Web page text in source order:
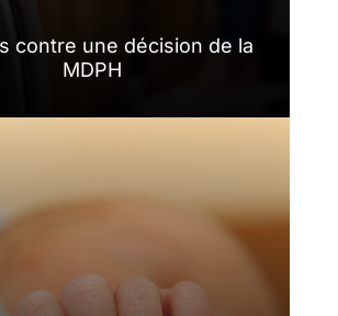
contre une décision de la
MDPH